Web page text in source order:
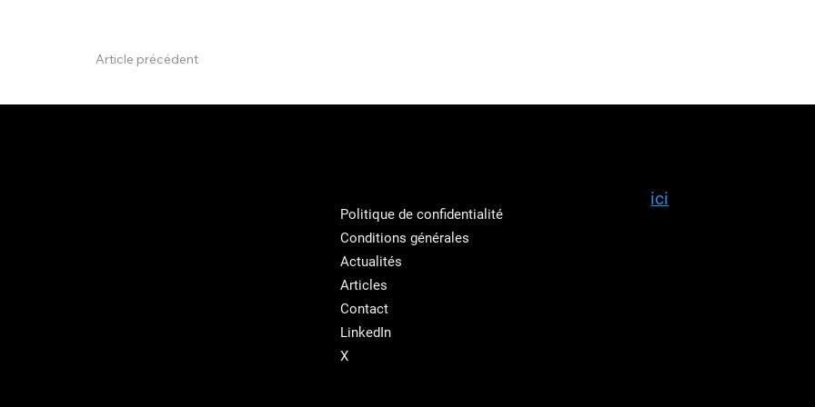
Article précédent
Politique de confidentialité
Conditions générales
Actualités
Articles
Contact
LinkedIn
X
ici